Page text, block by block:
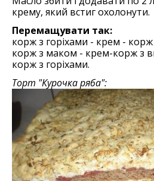
крему, який встиг охолонути.
Перемащувати так:
корж з горіхами - крем -
корж з маком - крем-корж з
корж з горіхами.
Торт "Курочка ряба":